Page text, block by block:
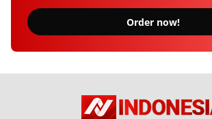
Order now!